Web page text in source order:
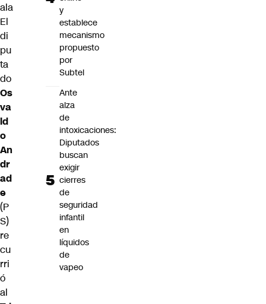
ala
El
di
pu
ta
do
Os
va
ld
o
An
dr
ad
e
(P
S)
re
cu
rri
ó
al
y
establece
mecanismo
propuesto
por
Subtel
Ante
alza
de
intoxicaciones:
Diputados
buscan
exigir
cierres
de
seguridad
infantil
en
líquidos
de
vapeo